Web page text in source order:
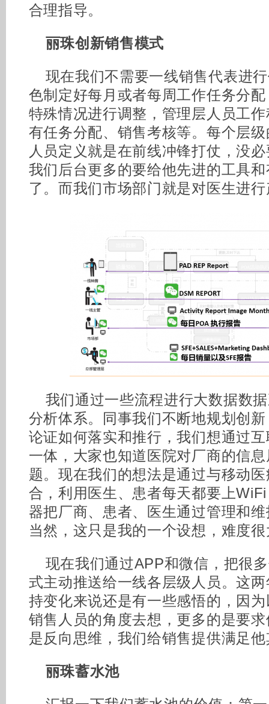
合理指导。
丽珠创新销售模式
现在我们不需要一线销售代表进
色制定好每月或者每周工作任务分
特殊情况进行调整，管理层人员工
有任务分配、销售考核等。每个层
人员定义就是在前线冲锋打仗，没
我们后台更多的要给他先进的工具
了。而我们市场部门就是对医生进
我们通过一些流程进行大数据数
分析体系。同事我们不断地规划创
论证如何落实和推行，我们想通过
一体，大家也知道医院对厂商的信
题。现在我们的想法是通过与移动
合，利用医生、患者每天都要上
器把厂商、患者、医生通过管理和
当然，这只是我的一个设想，难度
现在我们通过APP和微信，把很
式主动推送给一线各层级人员。这
持变化来说还是有一些感悟的，因
销售人员的角度去想，更多的是要
是反向思维，我们给销售提供满足
丽珠蓄水池